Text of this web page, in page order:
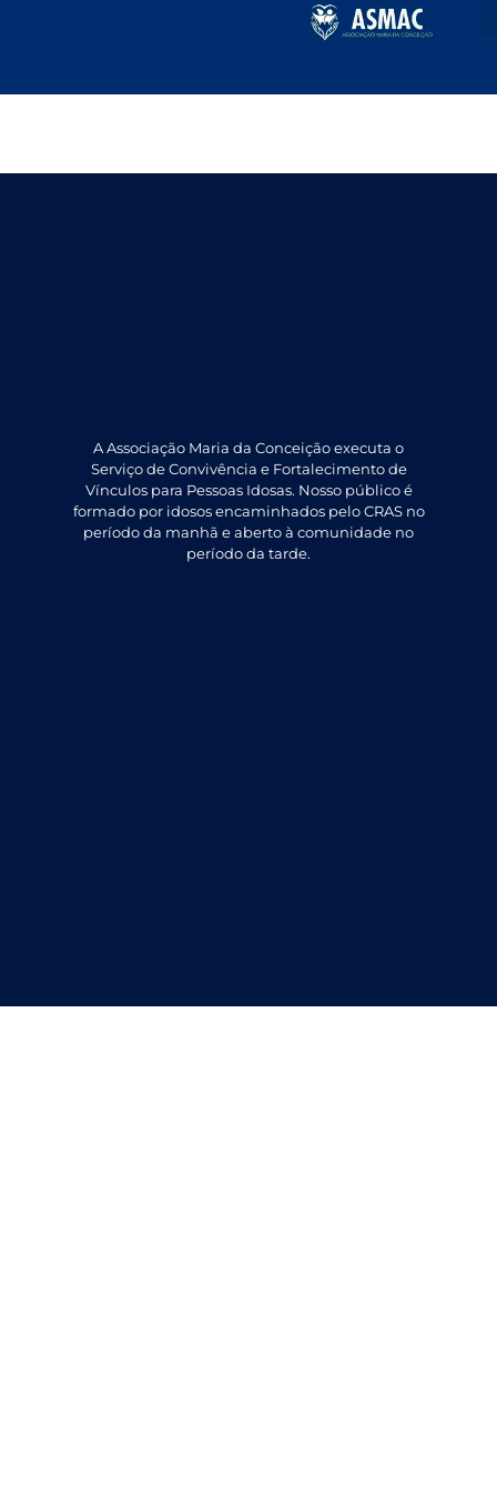
A Associação Maria da Conceição executa o
Serviço de Convivência e Fortalecimento de
Vínculos para Pessoas Idosas. Nosso público é
formado por idosos encaminhados pelo CRAS no
período da manhã e aberto à comunidade no
período da tarde.